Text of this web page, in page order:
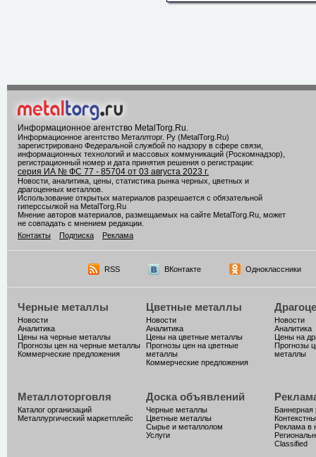
Информационное агентство MetalTorg.Ru
Информационное агентство Металлторг. Ру (MetalTorg.Ru)
зарегистрировано Федеральной службой по надзору в сфере связи,
информационных технологий и массовых коммуникаций (Роскомнадзор),
регистрационный номер и дата принятия решения о регистрации:
серия ИА № ФС 77 - 85704 от 03 августа 2023 г.
Новости, аналитика, цены, статистика рынка черных, цветных и
драгоценных металлов.
Использование открытых материалов разрешается с обязательной
гиперссылкой на MetalTorg.Ru
Мнение авторов материалов, размещаемых на сайте MetalTorg.Ru, может
не совпадать с мнением редакции.
Контакты
Подписка Реклама
RSS ВКонтакте Одноклассники
Черные металлы
Новости
Аналитика
Цены на черные металлы
Прогнозы цен на черные металлы
Коммерческие предложения
Цветные металлы
Новости
Аналитика
Цены на цветные металлы
Прогнозы цен на цветные
металлы
Коммерческие предложения
Новости
Аналитика
Цены на
Прогнозы
металлы
Металлоторговля
Каталог организаций
Металлургический маркетплейс
Доска объявлений
Черные металлы
Цветные металлы
Сырье и металлолом
Услуги
Баннерная
Реклама в
Classified